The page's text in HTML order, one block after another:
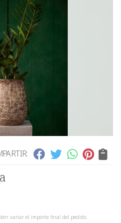
variar el importe final del pedido.